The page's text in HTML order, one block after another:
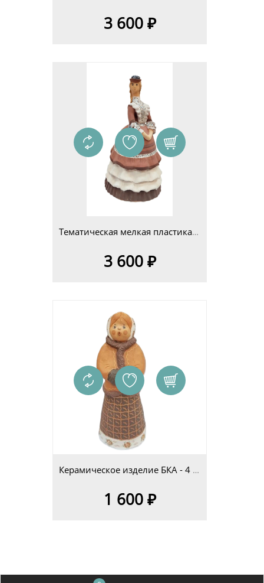
3 600 ₽
Тематическая мелкая пластика 14-25см Изделие 2
3 600 ₽
Керамическое изделие БКА - 4 изд.6
1 600 ₽